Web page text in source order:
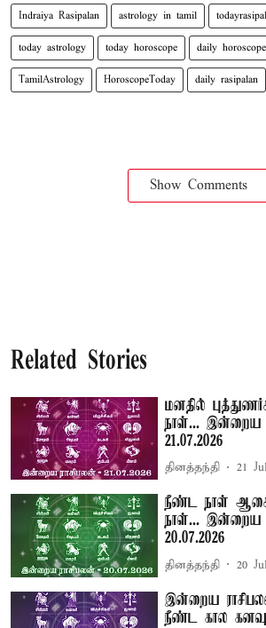
Indraiya Rasipalan astrology in tamil
today astrology today horoscope daily horoscope
TamilAstrology HoroscopeToday daily rasipalan
Show Comments
Related Stories
மனதில்
நாள்... இன்றைய
21.07.2026
தினத்தந்தி 21
நீண்ட நாள் ஆசை
நாள்... இன்றைய
20.07.2026
தினத்தந்தி 20
இன்றைய
நீண்ட கால